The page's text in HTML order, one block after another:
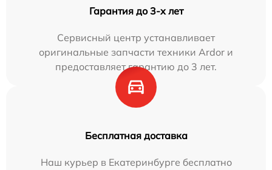
Гарантия до 3-х лет
Сервисный центр устанавливает
оригинальные запчасти техники Ardor и
предоставляет гарантию до 3 лет.
Бесплатная доставка
Наш курьер в Екатеринбурге бесплатно